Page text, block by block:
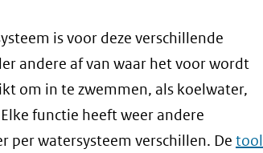
is voor deze verschillende
andere af van waar het voor wordt
om in te zwemmen, als koelwater,
functie heeft weer andere
per watersysteem verschillen. De tool